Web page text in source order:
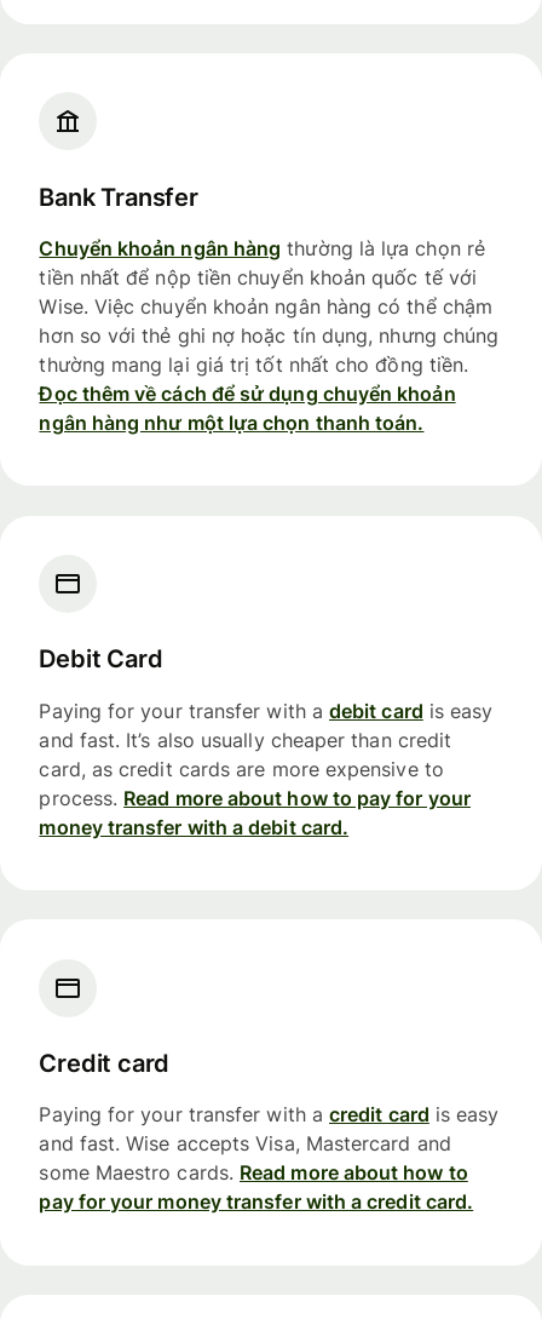
Bank Transfer
Chuyển khoản ngân hàng thường là lựa chọn rẻ
tiền nhất để nộp tiền chuyển khoản quốc tế với
Wise. Việc chuyển khoản ngân hàng có thể chậm
hơn so với thẻ ghi nợ hoặc tín dụng, nhưng chúng
thường mang lại giá trị tốt nhất cho đồng tiền.
Đọc thêm về cách để sử dụng chuyển khoản
ngân hàng như một lựa chọn thanh toán.
Debit Card
Paying for your transfer with a debit card is easy
and fast. It’s also usually cheaper than credit
card, as credit cards are more expensive to
process. Read more about how to pay for your
money transfer with a debit card.
Credit card
Paying for your transfer with a credit card is easy
and fast. Wise accepts Visa, Mastercard and
some Maestro cards. Read more about how to
pay for your money transfer with a credit card.